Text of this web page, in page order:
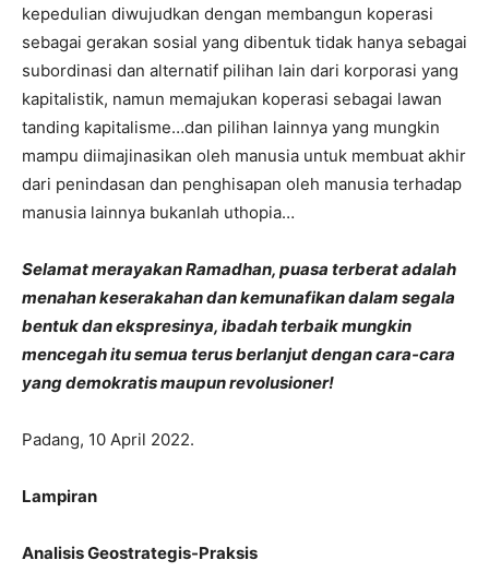
kepedulian diwujudkan dengan membangun koperasi
sebagai gerakan sosial yang dibentuk tidak hanya sebagai
subordinasi dan alternatif pilihan lain dari korporasi yang
kapitalistik, namun memajukan koperasi sebagai lawan
tanding kapitalisme…dan pilihan lainnya yang mungkin
mampu diimajinasikan oleh manusia untuk membuat akhir
dari penindasan dan penghisapan oleh manusia terhadap
manusia lainnya bukanlah uthopia…
Selamat merayakan Ramadhan, puasa terberat adalah
menahan keserakahan dan kemunafikan dalam segala
bentuk dan ekspresinya, ibadah terbaik mungkin
mencegah itu semua terus berlanjut dengan cara-cara
yang demokratis maupun revolusioner!
Padang, 10 April 2022.
Lampiran
Analisis Geostrategis-Praksis